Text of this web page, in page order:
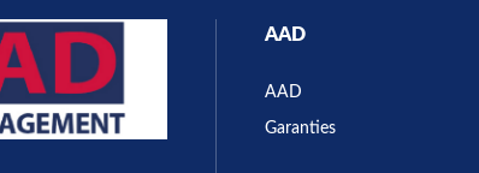
AAD
AAD
Garanties